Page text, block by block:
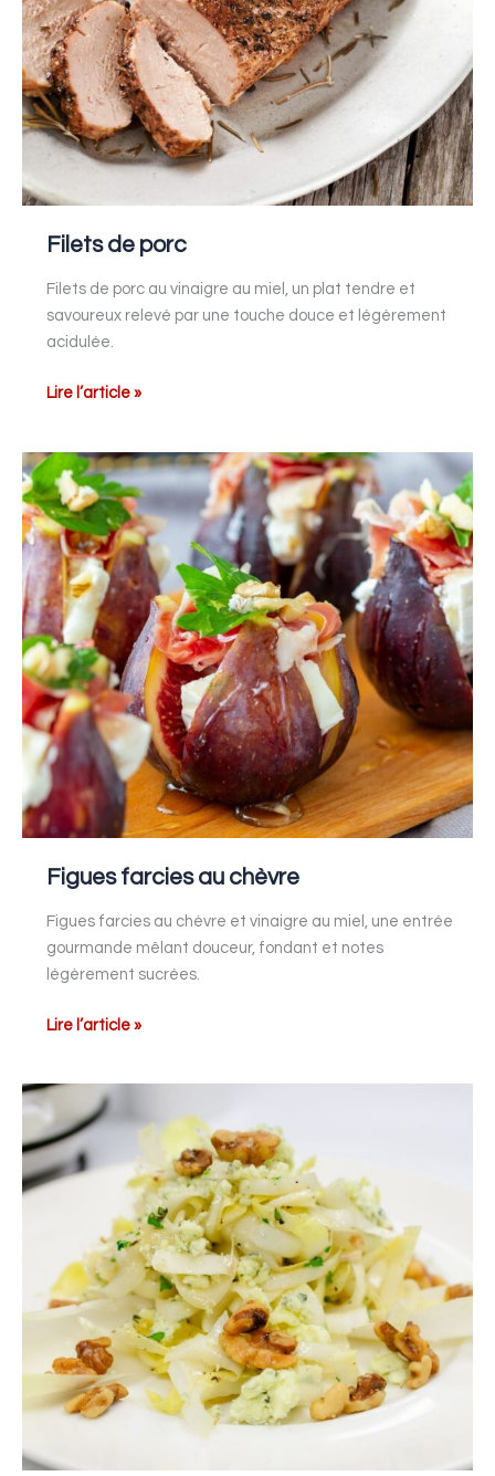
Filets de porc
Filets de porc au vinaigre au miel, un plat tendre et
savoureux relevé par une touche douce et légèrement
acidulée.
Lire l’article »
Figues farcies au chèvre
Figues farcies au chèvre et vinaigre au miel, une entrée
gourmande mêlant douceur, fondant et notes
légèrement sucrées.
Figues
farcies
au
chèvre
Lire l’article »
Salade
d’endives
et
pomme